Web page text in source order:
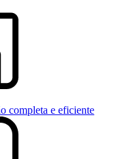
completa e eficiente